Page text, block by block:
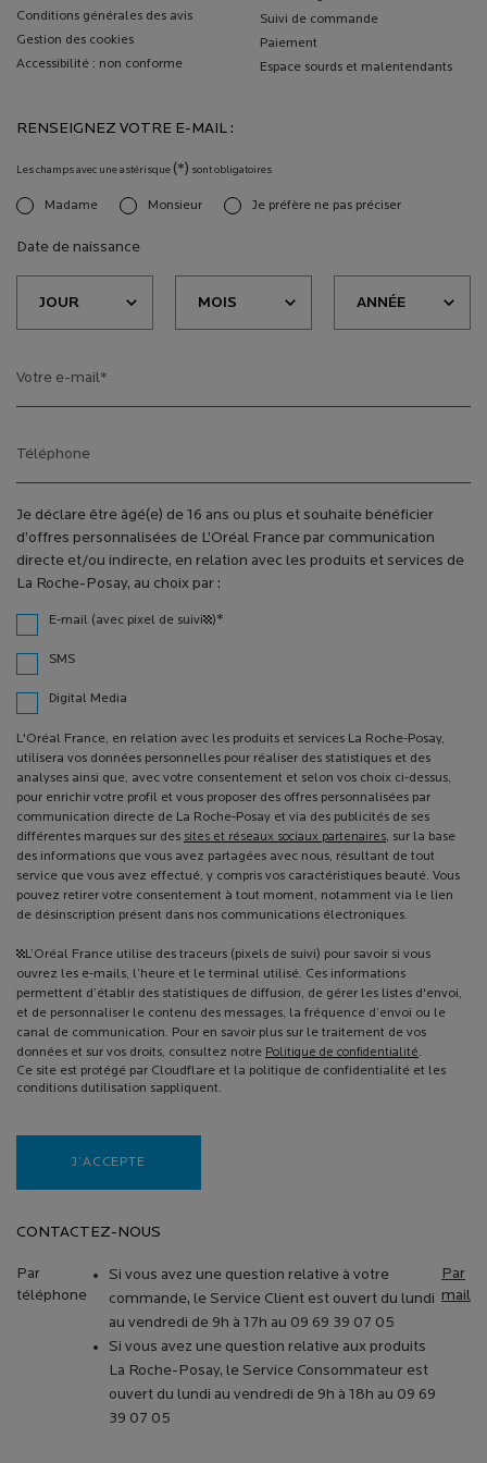
Conditions générales des avis
Gestion des cookies
Accessibilité : non conforme
Suivi de commande
Paiement
Espace sourds et malentendants
RENSEIGNEZ VOTRE E-MAIL :
Les champs avec une astérisque (*) sont obligatoires
newslettersignup.title.legend
Madame Monsieur Je préfère ne pas préciser
Date de naissance
Votre e-mail*
Téléphone
Je déclare être âgé(e) de 16 ans ou plus et souhaite bénéficier
d’offres personnalisées de L’Oréal France par communication
directe et/ou indirecte, en relation avec les produits et services de
La Roche-Posay, au choix par :
E-mail (avec pixel de suivi¹)*
SMS
Digital Media
L'Oréal France, en relation avec les produits et services La Roche-Posay,
utilisera vos données personnelles pour réaliser des statistiques et des
analyses ainsi que, avec votre consentement et selon vos choix ci-dessus,
pour enrichir votre profil et vous proposer des offres personnalisées par
communication directe de La Roche-Posay et via des publicités de ses
différentes marques sur des sites et réseaux sociaux partenaires, sur la base
des informations que vous avez partagées avec nous, résultant de tout
service que vous avez effectué, y compris vos caractéristiques beauté. Vous
pouvez retirer votre consentement à tout moment, notamment via le lien
de désinscription présent dans nos communications électroniques.
¹L’Oréal France utilise des traceurs (pixels de suivi) pour savoir si vous
ouvrez les e-mails, l’heure et le terminal utilisé. Ces informations
permettent d’établir des statistiques de diffusion, de gérer les listes d'envoi,
et de personnaliser le contenu des messages, la fréquence d’envoi ou le
canal de communication. Pour en savoir plus sur le traitement de vos
données et sur vos droits, consultez notre Politique de confidentialité.
Ce site est protégé par Cloudflare et la politique de confidentialité et les
conditions dutilisation sappliquent.
J’ACCEPTE
CONTACTEZ-NOUS
Par
téléphone
Si vous avez une question relative à votre
commande, le Service Client est ouvert du lundi
au vendredi de 9h à 17h au 09 69 39 07 05
Si vous avez une question relative aux produits
La Roche-Posay, le Service Consommateur est
ouvert du lundi au vendredi de 9h à 18h au 09 69
39 07 05
Par
mail